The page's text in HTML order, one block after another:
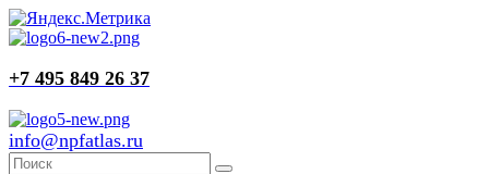
+7 495 849 26 37
info@npfatlas.ru